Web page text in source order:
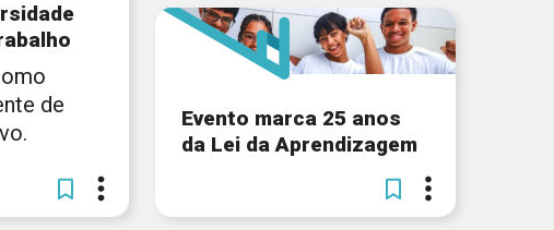
de
Evento marca 25 anos
da Lei da Aprendizagem